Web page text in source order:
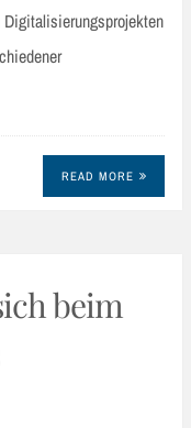
READ MORE
beim